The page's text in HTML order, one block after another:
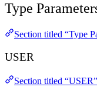
Type
Section titled “Type
USER
Section titled “USER”